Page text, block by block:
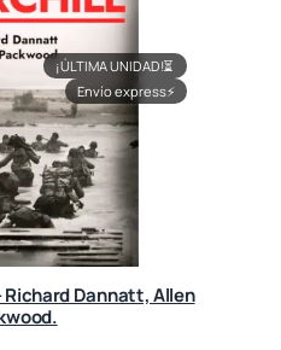
¡ÚLTIMA UNIDAD!⏳
Envío express⚡
Richard Dannatt, Allen